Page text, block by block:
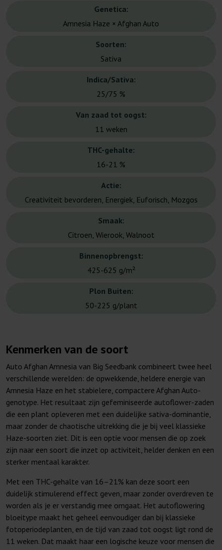
Genetica:
Amnesia Haze × Afghan Auto
Soorten:
Sativa
Indica/Sativa:
25/75 %
Van zaad tot oogst:
11 weken
THC-gehalte:
16-21 %
Actie:
Creativiteit bevorderen, Energiek, Euforisch, Mozgos
Smaak:
Citroen, Wierook, Walnoot
Binnenopbrengst:
425-625 g/m²
Plon Buiten:
50-225 g/plant
Kenmerken van de soort
Auto Afghan Amnesia van Big Seedbank combineert twee heel
verschillende werelden: de opwekkende, heldere energie van
Amnesia Haze en het stabielere, compactere Afghan Auto-
genotype. Het resultaat zijn gefeminiseerde autoflower-zaden
die een plant opleveren met een duidelijke sativa-dominantie,
maar zonder de chaotische uitrekking die je bij veel klassieke
Haze-soorten ziet. Dit is een optie voor mensen die op zoek
zijn naar een soort die inzet op activiteit, helder denken en een
sterker mentaal karakter.
Met een THC-gehalte van 16–21% kan deze soort een
duidelijk stimulerend effect geven, maar zonder overdreven te
worden als je er verstandig mee omgaat. Het autoflowering
bloeitype maakt het geheel eenvoudiger dan bij klassieke
fotoperiodeplanten, en de tijd van zaad tot oogst ligt rond de
11 weken. Dat maakt haar een logische keuze voor mensen die